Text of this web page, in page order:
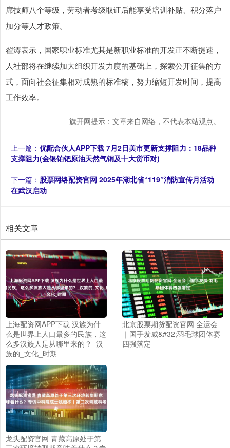
席技师八个等级，劳动者考级取证后能享受培训补贴、积分落户
加分等人才政策。
翟涛表示，国家职业标准尤其是新职业标准的开发正不断提速，
人社部将在继续加大组织开发力度的基础上，探索公开征集的方
式，面向社会征集相对成熟的标准稿，努力缩短开发时间，提高
工作效率。
旗开网提示：文章来自网络，不代表本站观点。
上一篇： 优配合伙人APP下载 7月2日美市更新支撑阻力：18品种
支撑阻力(金银铂钯原油天然气铜及十大货币对)
下一篇： 股票网络配资官网 2025年湖北省“119”消防宣传月活动
在武汉启动
相关文章
上海配资网APP下载 汉族为什
么是世界上人口最多的民族，这
么多汉族人是从哪里来的？_汉
族的_文化_时期
北京股票期货配资官网 全运会
｜国手发威&#32;羽毛球团体赛
四强落定
龙头配资官网 青藏高原处于第